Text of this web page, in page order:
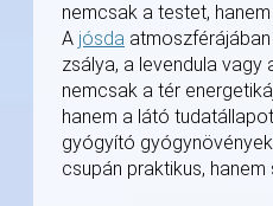
nemcsak a testet,
A jósda
zsálya, a levendula vagy
nemcsak a tér
hanem a látó
gyógyító
csupán praktikus,